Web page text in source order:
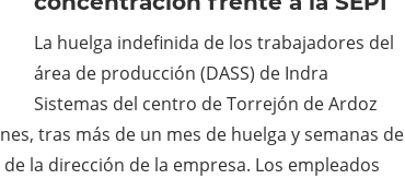
La huelga indefinida de los trabajadores del
área de producción (DASS) de Indra
Sistemas del centro de Torrejón de Ardoz
tras más de un mes de huelga y semanas de
la dirección de la empresa. Los empleados